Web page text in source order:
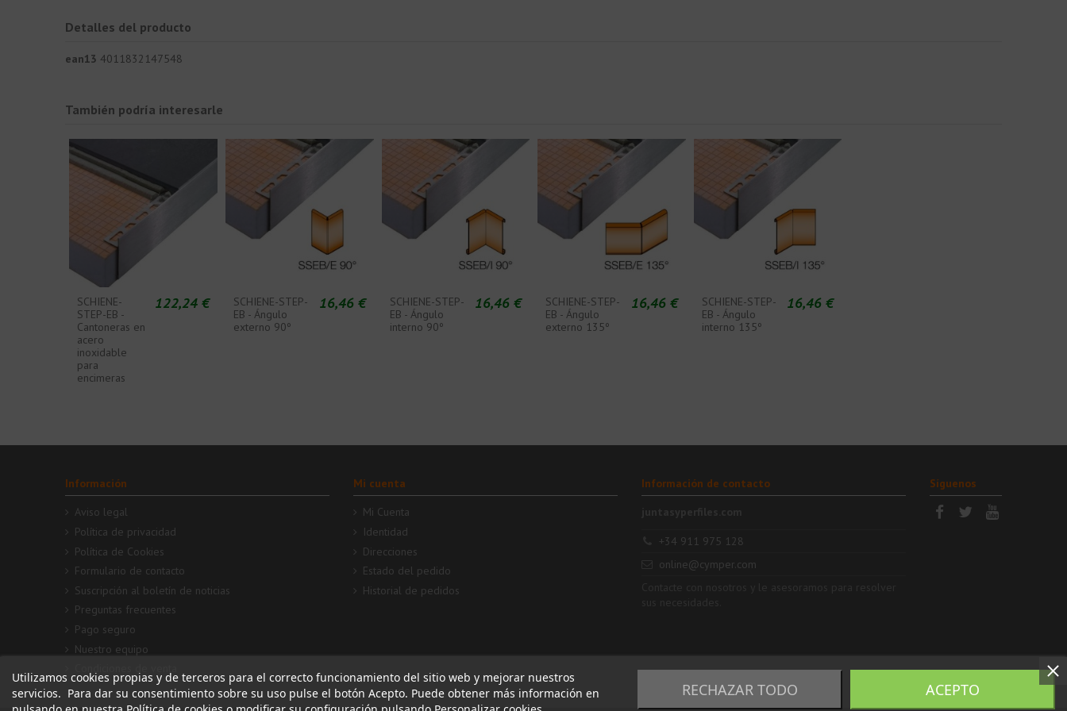
Detalles del producto
ean13 4011832147548
También podría interesarle
SCHIENE-
STEP-EB -
Cantoneras en
acero
inoxidable
para
encimeras
122,24 €
SCHIENE-STEP-
EB - Ángulo
externo 90º
16,46 €
SCHIENE-STEP-
EB - Ángulo
interno 90º
16,46 €
SCHIENE-STEP-
EB - Ángulo
externo 135º
16,46 €
SCHIENE-STEP-
EB - Ángulo
interno 135º
16,46 €
Utilizamos cookies propias y de terceros para el correcto funcionamiento del sitio web y mejorar nuestros
servicios. Para dar su consentimiento sobre su uso pulse el botón Acepto. Puede obtener más información en
RECHAZAR TODO ACEPTO
Información
Aviso legal
Política de privacidad
Política de Cookies
Formulario de contacto
Suscripción al boletín de noticias
Preguntas frecuentes
Pago seguro
Nuestro equipo
Mi cuenta
Mi Cuenta
Identidad
Direcciones
Estado del pedido
Historial de pedidos
Información de contacto
+34 911 975 128
online@cymper.com
Síguenos